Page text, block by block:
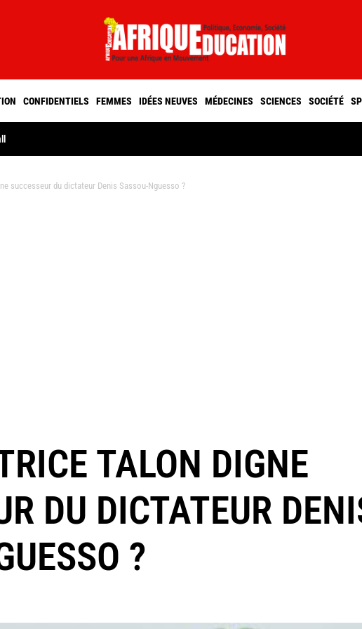
CONFIDENTIELS FEMMES IDÉES NEUVES MÉDECINES SCIENCES SOCIÉTÉ
successeur du dictateur Denis Sassou-Nguesso ?
TALON DIGNE
DU DICTATEUR
?